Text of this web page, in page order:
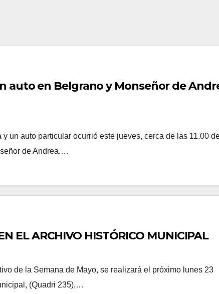
auto en Belgrano y Monseñor de
un auto particular ocurrió este jueves, cerca de las 11.00
de Andrea.…
EL ARCHIVO HISTÓRICO MUNICIPAL
de la Semana de Mayo, se realizará el próximo lunes 23
(Quadri 235),…